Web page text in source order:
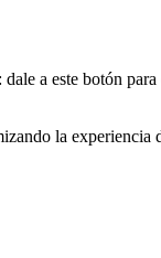
dale a este botón
la experiencia